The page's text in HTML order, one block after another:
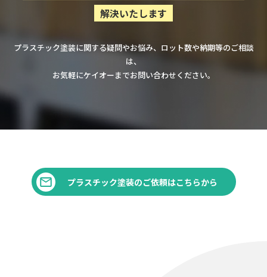
解決いたします
プラスチック塗装に関する疑問やお悩み、ロット数や納期等のご相談
は、
お気軽にケイオーまでお問い合わせください。
プラスチック塗装のご依頼はこちらから